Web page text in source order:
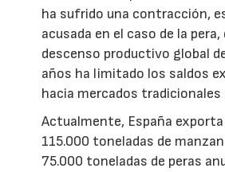
ha sufrido una contracción,
acusada en el caso de la pera,
descenso productivo global
años ha limitado los saldos
hacia mercados tradicionales
Actualmente, España exporta
115.000 toneladas de
75.000 toneladas de peras